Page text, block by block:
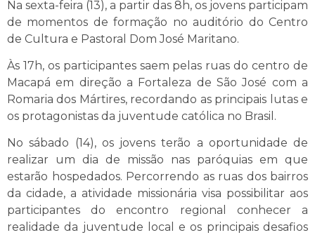
Na sexta-feira (13), a partir das 8h, os jovens participam
de momentos de formação no auditório do Centro
de Cultura e Pastoral Dom José Maritano.
Às 17h, os participantes saem pelas ruas do centro de
Macapá em direção a Fortaleza de São José com a
Romaria dos Mártires, recordando as principais lutas e
os protagonistas da juventude católica no Brasil.
No sábado (14), os jovens terão a oportunidade de
realizar um dia de missão nas paróquias em que
estarão hospedados. Percorrendo as ruas dos bairros
da cidade, a atividade missionária visa possibilitar aos
participantes do encontro regional conhecer a
realidade da juventude local e os principais desafios